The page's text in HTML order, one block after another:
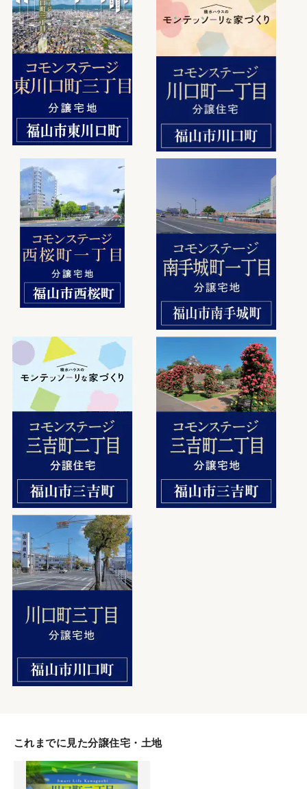
これまでに見た分譲住宅・土地